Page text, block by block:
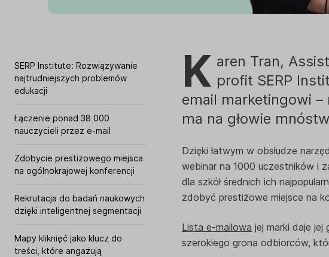
SERP Institute: Rozwiązywanie
najtrudniejszych problemów
edukacji
Łączenie ponad 38 000
nauczycieli przez e-mail
Zdobycie prestiżowego miejsca
na ogólnokrajowej konferencji
Rekrutacja do badań naukowych
dzięki inteligentnej segmentacji
Mapy kliknięć jako klucz do
treści, które angażują
K aren Tran,
profit SERP
email marketingowi
ma na głowie
Dzięki łatwym w obsłudze
webinar na 1000 uczestników i
dla szkół średnich ich
zdobyć prestiżowe miejsce na
Lista e-mailowa jej marki daje
szerokiego grona odbiorców,